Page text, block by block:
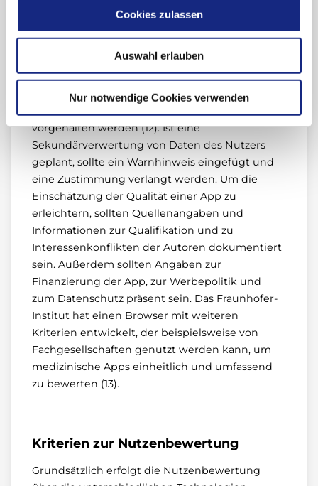
Cookies zulassen
Auswahl erlauben
Nur notwendige Cookies verwenden
sollten, hat das Aktionsforum
zusammengestellt: So sollten Informationen
zum Nutzen, zu Einschränkungen und Risiken
einer Gesundheits- oder Medizin-App
transparent, umfassend und verständlich an
prominenter Stelle und noch vor dem Download
vorgehalten werden (12). Ist eine
Sekundärverwertung von Daten des Nutzers
geplant, sollte ein Warnhinweis eingefügt und
eine Zustimmung verlangt werden. Um die
Einschätzung der Qualität einer App zu
erleichtern, sollten Quellenangaben und
Informationen zur Qualifikation und zu
Interessenkonflikten der Autoren dokumentiert
sein. Außerdem sollten Angaben zur
Finanzierung der App, zur Werbepolitik und
zum Datenschutz präsent sein. Das Fraunhofer-
Institut hat einen Browser mit weiteren
Kriterien entwickelt, der beispielsweise von
Fachgesellschaften genutzt werden kann, um
medizinische Apps einheitlich und umfassend
zu bewerten (13).
Kriterien zur Nutzenbewertung
Grundsätzlich erfolgt die Nutzenbewertung